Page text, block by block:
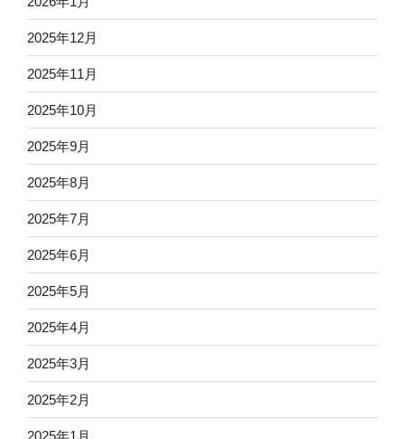
2025年12月
2025年11月
2025年10月
2025年9月
2025年8月
2025年7月
2025年6月
2025年5月
2025年4月
2025年3月
2025年2月
2025年1月